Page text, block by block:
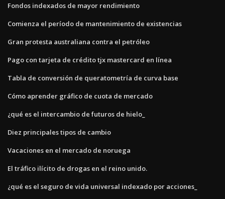
Fondos indexados de mayor rendimiento
Comienza el período de mantenimiento de existencias
Gran protesta australiana contra el petróleo
Pago con tarjeta de crédito tjx mastercard en línea
Tabla de conversión de queratometría de curva base
Cómo aprender gráfico de cuota de mercado
¿qué es el intercambio de futuros de hielo_
Diez principales tipos de cambio
Vacaciones en el mercado de noruega
El tráfico ilícito de drogas en el reino unido.
¿qué es el seguro de vida universal indexado por acciones_